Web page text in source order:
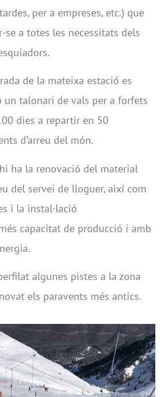
per a empreses, etc.) que
se a totes les necessitats dels
de la mateixa estació es
un talonari de vals per a forfets
dies a repartir en 50
d’arreu del món.
ha la renovació del material
del servei de lloguer, així com
i la instal·lació
capacitat de producció i amb
algunes pistes a la zona
els paravents més antics.